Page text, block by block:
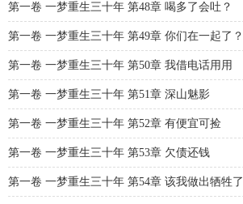
第一卷 一梦重生三十年 第48章 喝多了会吐？
第一卷 一梦重生三十年 第49章 你们在一起了？
第一卷 一梦重生三十年 第50章 我借电话用用
第一卷 一梦重生三十年 第51章 深山魅影
第一卷 一梦重生三十年 第52章 有便宜可捡
第一卷 一梦重生三十年 第53章 欠债还钱
第一卷 一梦重生三十年 第54章 该我做出牺牲了